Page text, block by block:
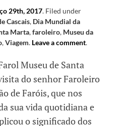
29th, 2017. Filed under
Cascais, Dia Mundial da
Marta,faroleiro, Museu da
,Viagem. Leave a comment.
Museu de Santa
do senhor Faroleiro
de Faróis, que nos
sua vida quotidiana e
o significado dos